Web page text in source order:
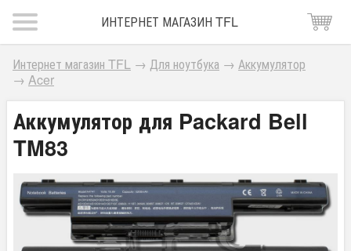
ИНТЕРНЕТ МАГАЗИН TFL
Интернет магазин TFL → Для ноутбука → Аккумулятор
→ Acer
Аккумулятор для Packard Bell
TM83